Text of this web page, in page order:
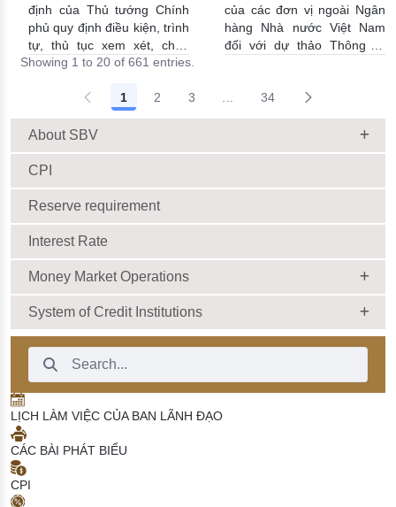
định của Thủ tướng Chính
phủ quy định điều kiện, trình
tự, thủ tục xem xét, chấp
thuận cho Tổ chức kinh tế
lãnh cho người không cư trú
18/06/2026 | 15:57:00
của các đơn vị ngoài Ngân
hàng Nhà nước Việt Nam
đối với dự thảo Thông tư
định về chế độ báo cáo định
kỳ NHNN Việt Nam
Showing 1 to 20 of 661 entries.
1 2 3 Intermediate Pages Use
34
About SBV
CPI
Reserve requirement
Interest Rate
Money Market Operations
System of Credit Institutions
Search Bar
LỊCH LÀM VIỆC CỦA BAN LÃNH ĐẠO
CÁC BÀI PHÁT BIỂU
CPI